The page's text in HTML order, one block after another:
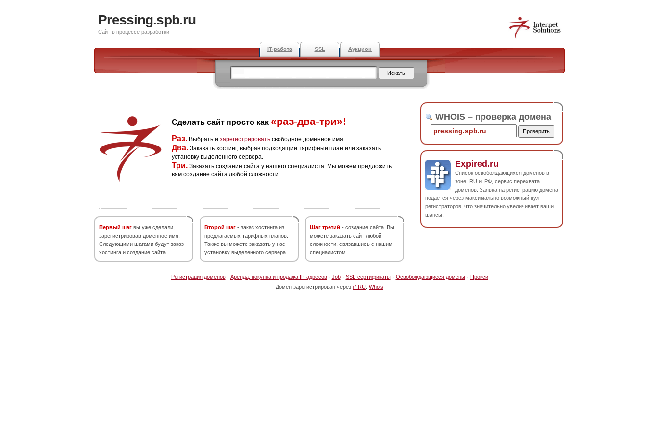
Pressing.spb.ru
Сайт в процессе разработки
IT-работа SSL Аукцион
Сделать сайт просто как «раз-два-три»!
Раз. Выбрать и зарегистрировать свободное доменное имя.
Два. Заказать хостинг, выбрав подходящий тарифный план или заказать
установку выделенного сервера.
Три. Заказать создание сайта у нашего специалиста. Мы можем предложить
вам создание сайта любой сложности.
Первый шаг вы уже сделали,
зарегистрировав доменное имя.
Следующими шагами будут заказ
хостинга и создание сайта.
Второй шаг - заказ хостинга из
предлагаемых тарифных планов.
Также вы можете заказать у нас
установку выделенного сервера.
Шаг третий - создание сайта. Вы
можете заказать сайт любой
сложности, связавшись с нашим
специалистом.
WHOIS – проверка домена
Expired.ru
Список освобождающихся доменов в
зоне .RU и .РФ, сервис перехвата
доменов. Заявка на регистрацию домена
подается через максимально возможный пул
регистраторов, что значительно увеличивает ваши
шансы.
Регистрация доменов· Аренда, покупка и продажа IP-адресов· Job· SSL-сертификаты· Освобождающиеся домены· Прокси
Домен зарегистрирован через i7.RU Whois